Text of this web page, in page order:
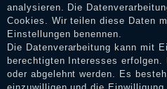
Impressum
Daten­schutz­erklärung
analysieren. Die
Cookies. Wir teilen diese Daten
Einstellungen benennen.
Die Datenverarbeitung kann mit
berechtigten Interesses
oder abgelehnt werden. Es